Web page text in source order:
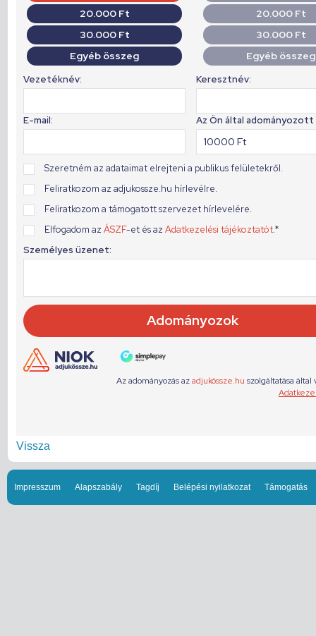
Vissza
Impresszum Alapszabály Tagdíj Belépési nyilatkozat Támogatás